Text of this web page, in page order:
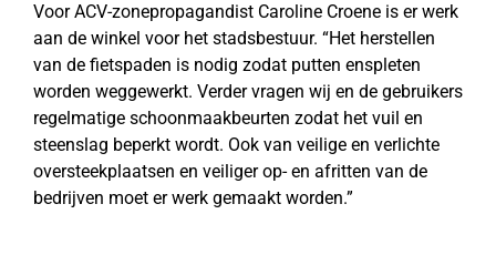
Voor ACV-zonepropagandist Caroline Croene is er werk
aan de winkel voor het stadsbestuur. “Het herstellen
van de fietspaden is nodig zodat putten enspleten
worden weggewerkt. Verder vragen wij en de gebruikers
regelmatige schoonmaakbeurten zodat het vuil en
steenslag beperkt wordt. Ook van veilige en verlichte
oversteekplaatsen en veiliger op- en afritten van de
bedrijven moet er werk gemaakt worden.”